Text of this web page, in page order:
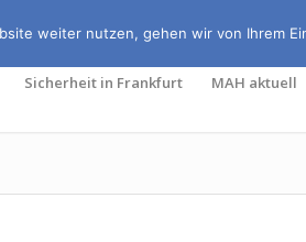
Sicherheit in Frankfurt MAH aktuell
weiter nutzen, gehen wir von Ihrem